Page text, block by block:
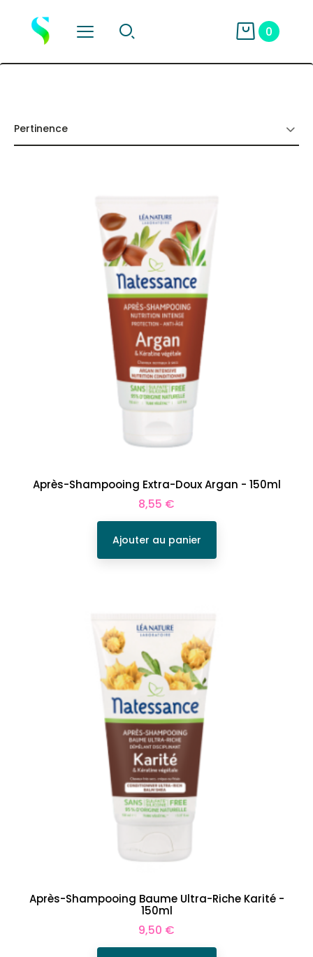
0
Pertinence
Après-Shampooing Extra-Doux Argan - 150ml
Prix
8,55 €
Ajouter au panier
Après-Shampooing Baume Ultra-Riche Karité -
150ml
Prix
9,50 €